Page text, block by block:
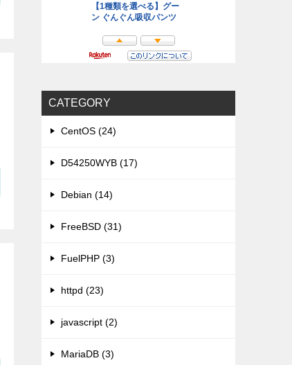
CATEGORY
CentOS (24)
D54250WYB (17)
Debian (14)
FreeBSD (31)
FuelPHP (3)
httpd (23)
javascript (2)
MariaDB (3)